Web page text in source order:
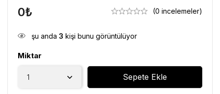
0₺ (0 incelemeler)
şu anda 3 kişi bunu görüntülüyor
Miktar
Sepete Ekle